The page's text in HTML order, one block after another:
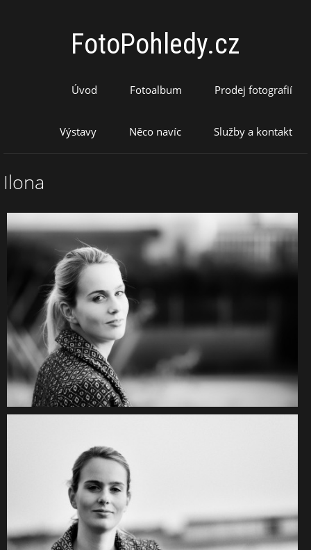
FotoPohledy.cz
Úvod Fotoalbum Prodej fotografií
Výstavy Něco navíc Služby a kontakt
Ilona